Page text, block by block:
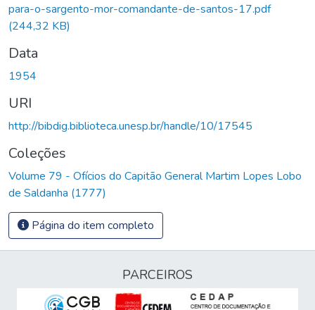
para-o-sargento-mor-comandante-de-santos-17.pdf
(244,32 KB)
Data
1954
URI
http://bibdig.biblioteca.unesp.br/handle/10/17545
Coleções
Volume 79 - Ofícios do Capitão General Martim Lopes Lobo
de Saldanha (1777)
Página do item completo
PARCEIROS